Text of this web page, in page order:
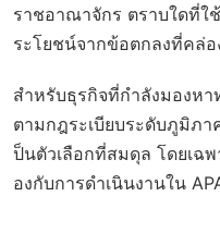
ราชอาณาจักร ตราบใดที่ใ
ระโยชน์จากข้อตกลงที่คล่
สำหรับธุรกิจที่กำลังมองห
ตามกฎระเบียบระดับภูมิภา
ป็นตัวเลือกที่สมดุล โดยเฉ
องกับการดำเนินงานใน